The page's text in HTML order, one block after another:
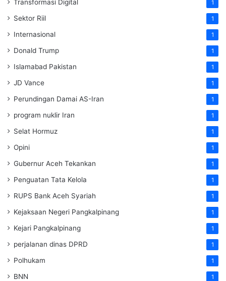
Transformasi Digital 1
Sektor Riil 1
Internasional 1
Donald Trump 1
Islamabad Pakistan 1
JD Vance 1
Perundingan Damai AS-Iran 1
program nuklir Iran 1
Selat Hormuz 1
Opini 1
Gubernur Aceh Tekankan 1
Penguatan Tata Kelola 1
RUPS Bank Aceh Syariah 1
Kejaksaan Negeri Pangkalpinang 1
Kejari Pangkalpinang 1
perjalanan dinas DPRD 1
Polhukam 1
BNN 1